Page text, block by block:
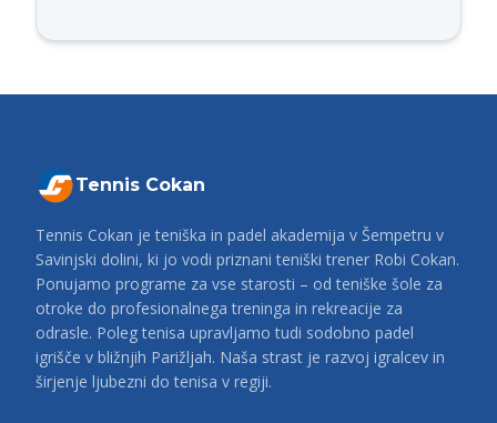
Tennis Cokan
Tennis Cokan je teniška in padel akademija v Šempetru v
Savinjski dolini, ki jo vodi priznani teniški trener Robi Cokan.
Ponujamo programe za vse starosti – od teniške šole za
otroke do profesionalnega treninga in rekreacije za
odrasle. Poleg tenisa upravljamo tudi sodobno padel
igrišče v bližnjih Parižljah. Naša strast je razvoj igralcev in
širjenje ljubezni do tenisa v regiji.